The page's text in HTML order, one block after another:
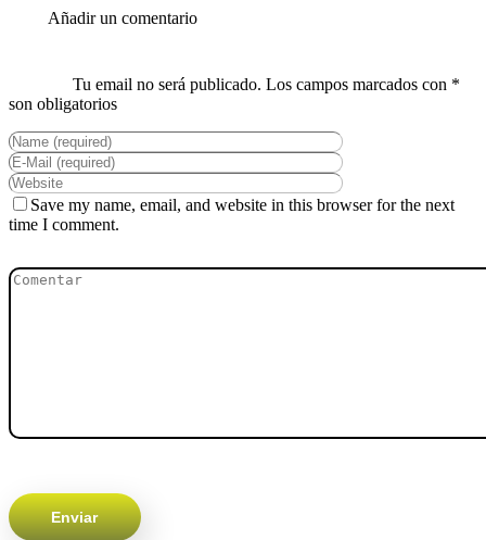
Save my name, email, and website in this browser for the next
time I comment.